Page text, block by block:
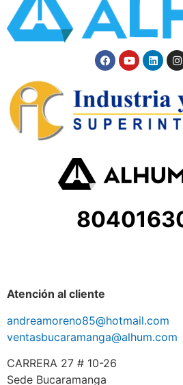
Atención al cliente
andreamoreno85@hotmail.com
ventasbucaramanga@alhum.com
CARRERA 27 # 10-26
Sede Bucaramanga